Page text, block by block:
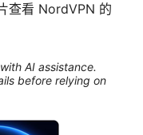
查看 NordVPN 的
AI assistance.
before relying on